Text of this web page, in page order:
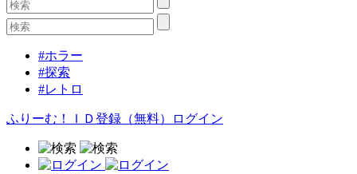
#ホラー
#探索
#レトロ
ふりーむ！ＩＤ登録（無料） ログイン